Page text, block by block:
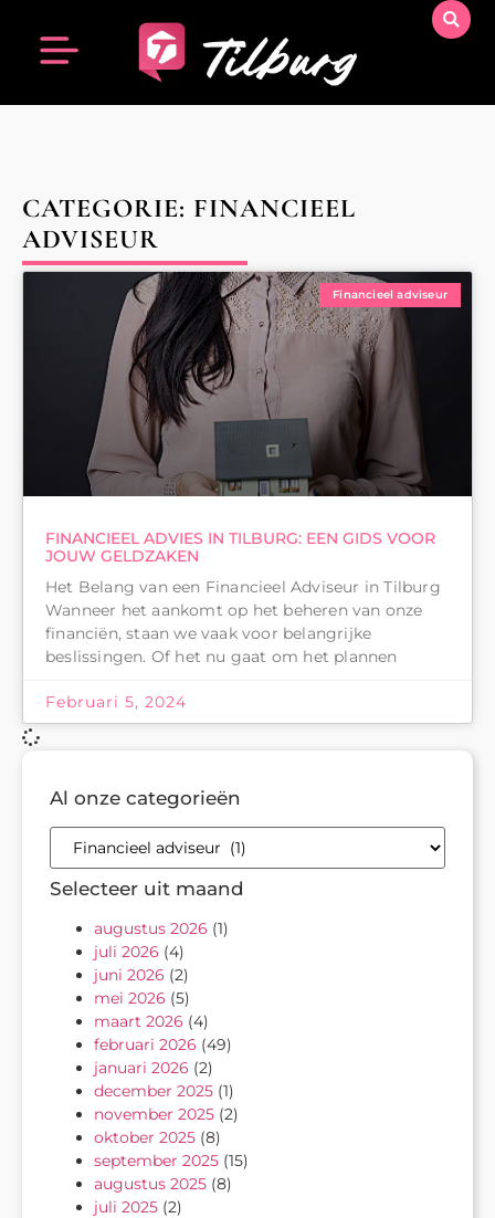
CATEGORIE: FINANCIEEL
ADVISEUR
Financieel adviseur
FINANCIEEL ADVIES IN TILBURG: EEN GIDS VOOR
JOUW GELDZAKEN
Het Belang van een Financieel Adviseur in Tilburg
Wanneer het aankomt op het beheren van onze
financiën, staan we vaak voor belangrijke
beslissingen. Of het nu gaat om het plannen
Februari 5, 2024
Al onze categorieën
Selecteer uit maand
augustus 2026 (1)
juli 2026 (4)
juni 2026 (2)
mei 2026 (5)
maart 2026 (4)
februari 2026 (49)
januari 2026 (2)
december 2025 (1)
november 2025 (2)
oktober 2025 (8)
september 2025 (15)
augustus 2025 (8)
juli 2025 (2)